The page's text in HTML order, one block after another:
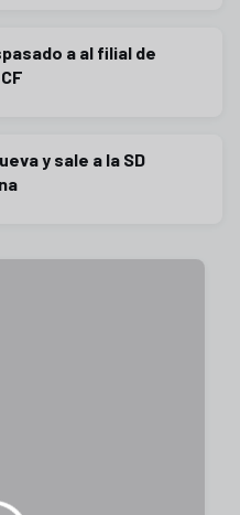
a al filial de
y sale a la SD